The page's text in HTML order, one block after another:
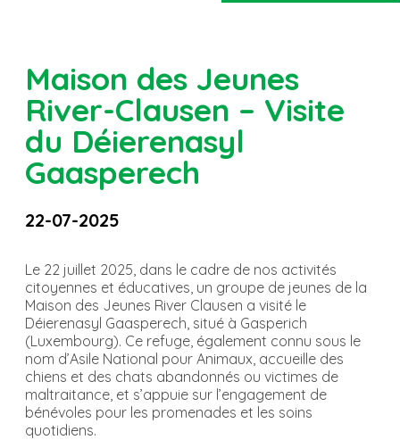
Maison des Jeunes
River-Clausen – Visite
du Déierenasyl
Gaasperech
22-07-2025
Le 22 juillet 2025, dans le cadre de nos activités
citoyennes et éducatives, un groupe de jeunes de la
Maison des Jeunes River Clausen a visité le
Déierenasyl Gaasperech, situé à Gasperich
(Luxembourg). Ce refuge, également connu sous le
nom d’Asile National pour Animaux, accueille des
chiens et des chats abandonnés ou victimes de
maltraitance, et s’appuie sur l’engagement de
bénévoles pour les promenades et les soins
quotidiens.